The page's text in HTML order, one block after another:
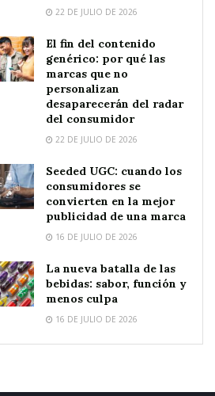
22 DE JULIO DE 2026
El fin del contenido
genérico: por qué las
marcas que no
personalizan
desaparecerán del radar
del consumidor
22 DE JULIO DE 2026
Seeded UGC: cuando los
consumidores se
convierten en la mejor
publicidad de una marca
16 DE JULIO DE 2026
La nueva batalla de las
bebidas: sabor, función y
menos culpa
16 DE JULIO DE 2026